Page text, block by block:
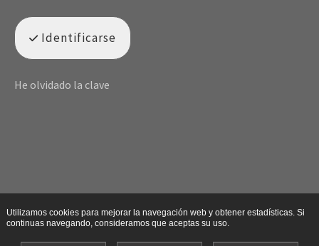
Identificarse
He olvidado la clave
Utilizamos cookies para mejorar la navegación web y obtener estadísticas. Si
continuas navegando, consideramos que aceptas su uso.